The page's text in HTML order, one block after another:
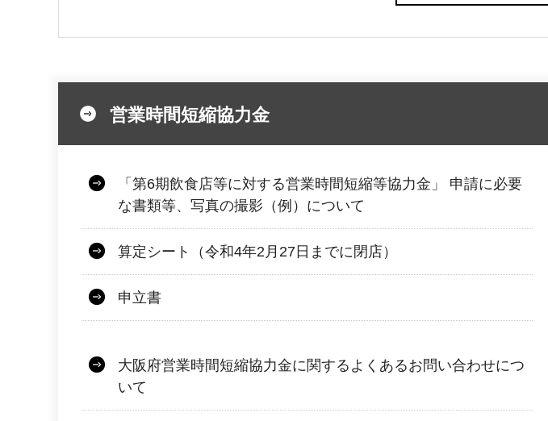
営業時間短縮協力金
「第6期飲食店等に対する営業時間短縮等協力金」 申請に必要
な書類等、写真の撮影（例）について
算定シート（令和4年2月27日までに閉店）
申立書
大阪府営業時間短縮協力金に関するよくあるお問い合わせにつ
いて